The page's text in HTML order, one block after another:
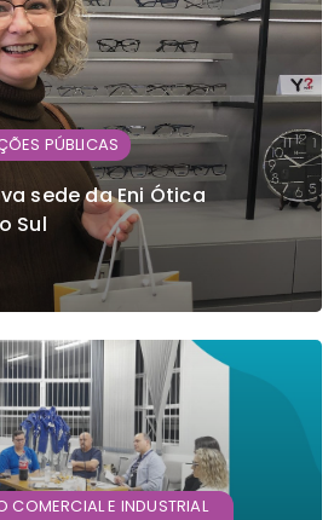
PÚBLICAS
sede da Eni Ótica
Sul
E INDUSTRIAL